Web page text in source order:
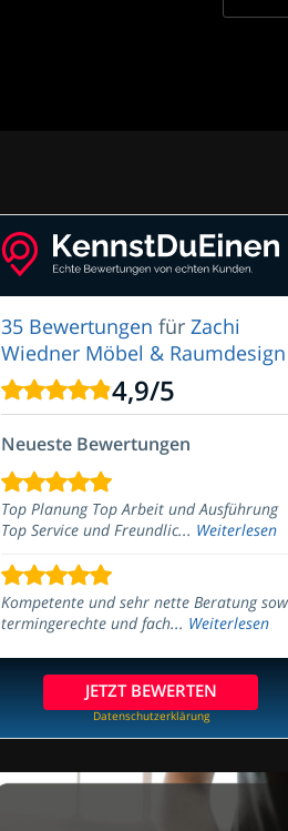
35 Bewertungen für Zachi
Wiedner Möbel & Raumdesign
4,9/5
Neueste Bewertungen
Top Planung Top Arbeit und Ausführung
Top Service und Freundlic... Weiterlesen
Kompetente und sehr nette Beratung
termingerechte und fach... Weiterlesen
JETZT BEWERTEN
Datenschutzerklärung